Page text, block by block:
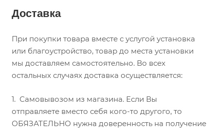
Доставка
При покупки товара вместе с услугой установка
или благоустройство, товар до места установки
мы доставляем самостоятельно. Во всех
остальных случаях доставка осуществляется:
1. Самовывозом из магазина. Если Вы
отправляете вместо себя кого-то другого, то
ОБЯЗАТЕЛЬНО нужна доверенность на получение